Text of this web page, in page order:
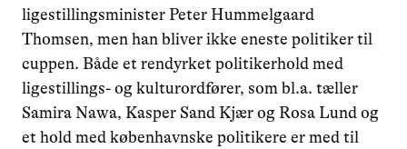
ligestillingsminister Peter Hummelgaard
Thomsen, men han bliver ikke eneste politiker til
cuppen. Både et rendyrket politikerhold med
ligestillings- og kulturordfører, som bl.a. tæller
Samira Nawa, Kasper Sand Kjær og Rosa Lund og
et hold med københavnske politikere er med til